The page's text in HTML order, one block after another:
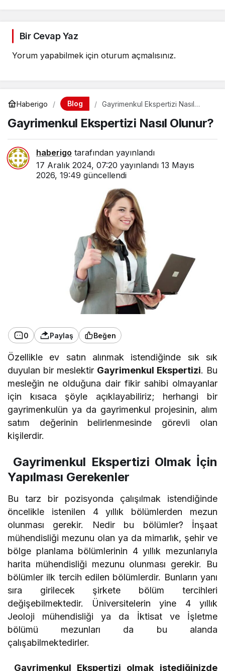
Bir Cevap Yaz
Yorum yapabilmek için oturum açmalısınız.
Haberigo Blog
Gayrimenkul Ekspertizi Nasıl
Gayrimenkul Ekspertizi Nasıl Olunur?
haberigo tarafından yayınlandı
17 Aralık 2024, 07:20 yayınlandı 13 Mayıs
2026, 19:49 güncellendi
0 Paylaş Beğen
Özellikle ev satın alınmak istendiğinde sık sık
duyulan bir meslektir Gayrimenkul Ekspertizi. Bu
mesleğin ne olduğuna dair fikir sahibi olmayanlar
için kısaca şöyle açıklayabiliriz; herhangi bir
gayrimenkulün ya da gayrimenkul projesinin, alım
satım değerinin belirlenmesinde görevli olan
kişilerdir.
Gayrimenkul Ekspertizi Olmak İçin
Yapılması Gerekenler
Bu tarz bir pozisyonda çalışılmak istendiğinde
öncelikle istenilen 4 yıllık bölümlerden mezun
olunması gerekir. Nedir bu bölümler? İnşaat
mühendisliği mezunu olan ya da mimarlık, şehir ve
bölge planlama bölümlerinin 4 yıllık mezunlarıyla
harita mühendisliği mezunu olunması gerekir. Bu
bölümler ilk tercih edilen bölümlerdir. Bunların yanı
sıra girilecek şirkete bölüm tercihleri
değişebilmektedir. Üniversitelerin yine 4 yıllık
Jeoloji mühendisliği ya da İktisat ve İşletme
bölümü mezunları da bu alanda
çalışabilmektedirler.
Gayrimenkul Ekspertizi olmak istediğinizde